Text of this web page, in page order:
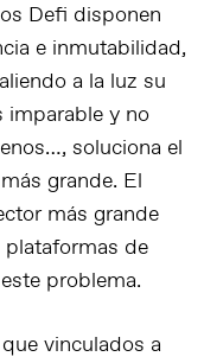
Defi disponen
e inmutabilidad,
a la luz su
imparable y no
soluciona el
grande. El
más grande
de
problema.
vinculados a